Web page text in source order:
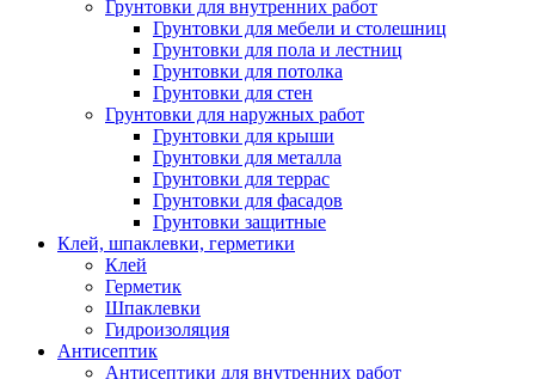
Грунтовки для внутренних работ
Грунтовки для мебели и столешниц
Грунтовки для пола и лестниц
Грунтовки для потолка
Грунтовки для стен
Грунтовки для наружных работ
Грунтовки для крыши
Грунтовки для металла
Грунтовки для террас
Грунтовки для фасадов
Грунтовки защитные
Клей, шпаклевки, герметики
Клей
Герметик
Шпаклевки
Гидроизоляция
Антисептик
Антисептики для внутренних работ